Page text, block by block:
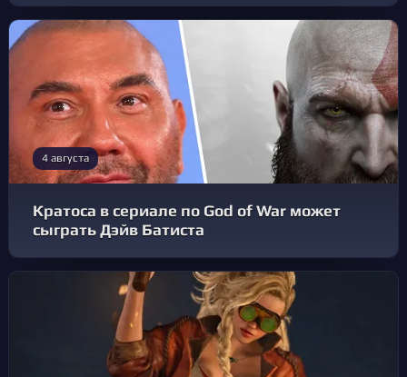
4 августа
Кратоса в сериале по God of War может
сыграть Дэйв Батиста